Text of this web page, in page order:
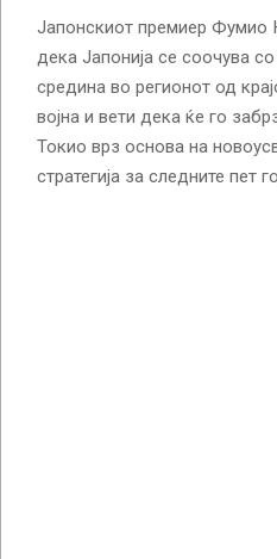
Јапонскиот премиер Фумио
дека Јапонија се соочува
средина во регионот од
војна и вети дека ќе го
Токио врз основа на
стратегија за следните пет